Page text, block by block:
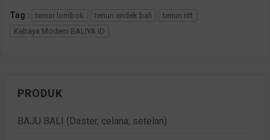
Tag : tenun lombok tenun endek bali
tenun ntt
Kebaya Modern BALIYA.ID
PRODUK
BAJU BALI (Daster, celana, setelan)